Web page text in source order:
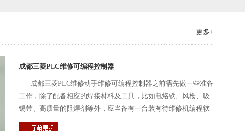
更多+
成都三菱PLC维修可编程控制器
成都三菱PLC维修动手维修可编程控制器之前需先做一些准备
工作，除了配备相应的焊接材料及工具，比如电烙铁、风枪、吸
锡带、高质量的阻焊剂等外，应当备有一台装有待维修机编程软
件的电路及通信电缆。这一是由于待修机常常是从工作系统中拆